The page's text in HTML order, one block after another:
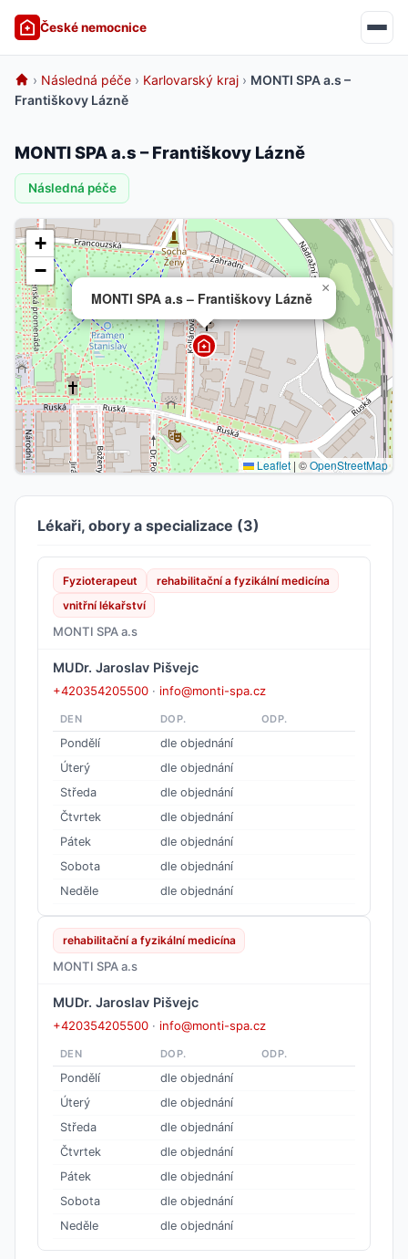
České nemocnice
› Následná péče › Karlovarský kraj › MONTI SPA a.s –
Františkovy Lázně
MONTI SPA a.s – Františkovy Lázně
Následná péče
MONTI SPA a.s – Františkovy Lázně
×
+
−
Leaflet | ©OpenStreetMap
Lékaři, obory a specializace (3)
Fyzioterapeut
rehabilitační a fyzikální medicína
vnitřní lékařství
MONTI SPA a.s
MUDr. Jaroslav Pišvejc
+420354205500 · info@monti-spa.cz
DEN DOP. ODP.
Pondělí
dle objednání
Úterý
dle objednání
Středa
dle objednání
Čtvrtek
dle objednání
Pátek
dle objednání
Sobota
dle objednání
Neděle
dle objednání
rehabilitační a fyzikální medicína
MONTI SPA a.s
MUDr. Jaroslav Pišvejc
+420354205500 · info@monti-spa.cz
DEN DOP. ODP.
Pondělí
dle objednání
Úterý
dle objednání
Středa
dle objednání
Čtvrtek
dle objednání
Pátek
dle objednání
Sobota
dle objednání
Neděle
dle objednání